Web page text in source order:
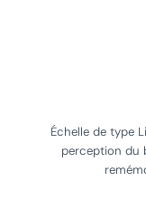
Échelle de type
perception du